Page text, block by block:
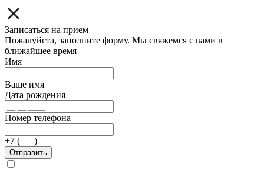
Записаться на прием
Пожалуйста, заполните форму. Мы свяжемся с вами в
ближайшее время
Имя
Ваше имя
Дата рождения
Номер телефона
+7 (___) ___ __ __
Отправить